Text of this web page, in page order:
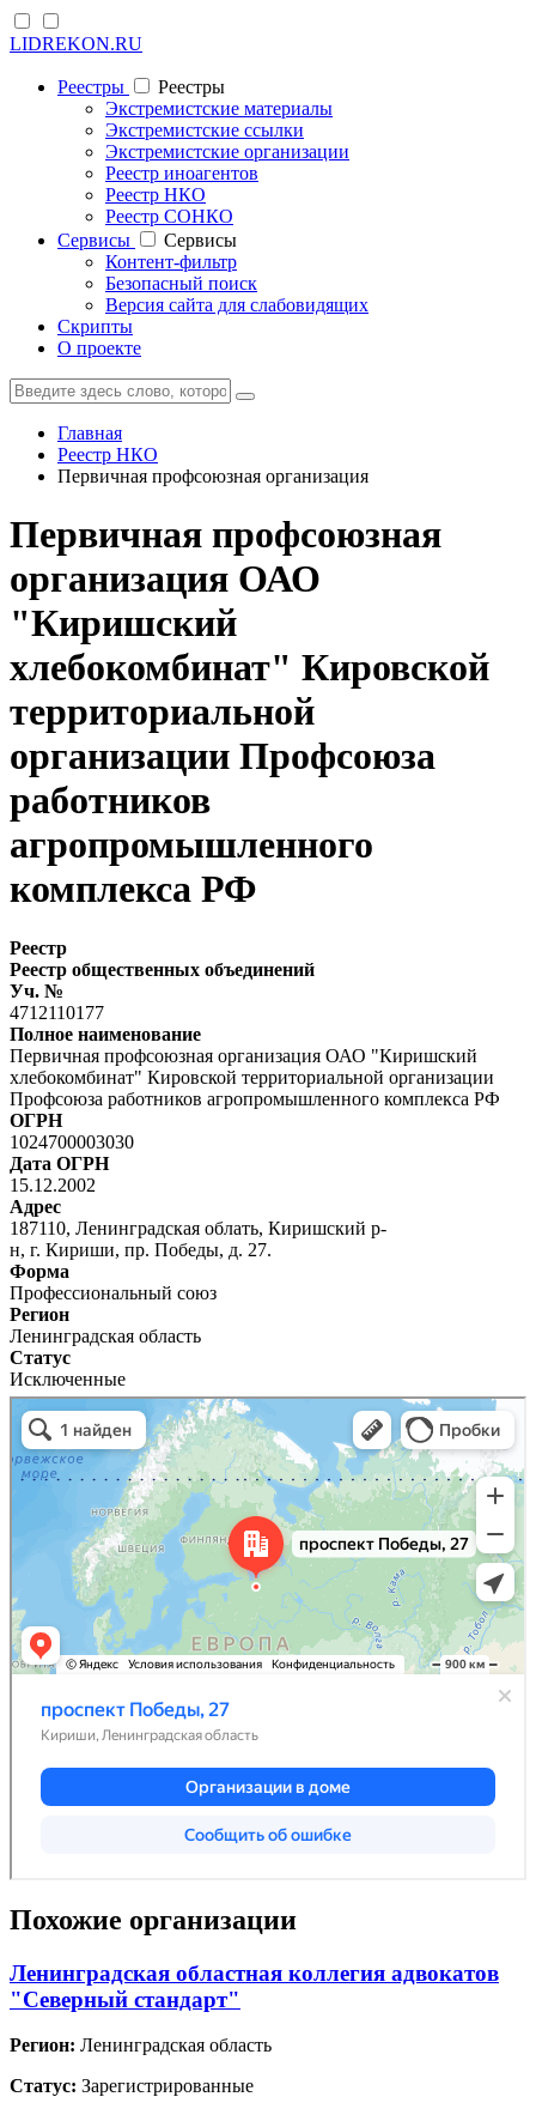
LIDREKON.RU
Реестры
Реестры
Экстремистские материалы
Экстремистские ссылки
Экстремистские организации
Реестр иноагентов
Реестр НКО
Реестр СОНКО
Cервисы
Cервисы
Контент-фильтр
Безопасный поиск
Версия сайта для слабовидящих
Скрипты
О проекте
Главная
Реестр НКО
Первичная профсоюзная организация
Первичная профсоюзная
организация ОАО
"Киришский
хлебокомбинат" Кировской
территориальной
организации Профсоюза
работников
агропромышленного
комплекса РФ
Реестр
Реестр общественных объединений
Уч. №
4712110177
Полное наименование
Первичная профсоюзная организация ОАО "Киришский
хлебокомбинат" Кировской территориальной организации
Профсоюза работников агропромышленного комплекса РФ
ОГРН
1024700003030
Дата ОГРН
15.12.2002
Адрес
187110, Ленинградская облать, Киришский р-
н, г. Кириши, пр. Победы, д. 27.
Форма
Профессиональный союз
Регион
Ленинградская область
Статус
Исключенные
Похожие организации
Ленинградская областная коллегия адвокатов
"Северный стандарт"
Регион: Ленинградская область
Статус: Зарегистрированные